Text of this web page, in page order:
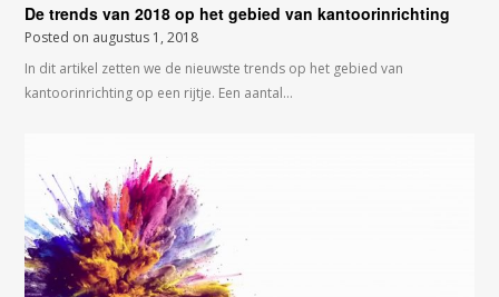
De trends van 2018 op het gebied van kantoorinrichting
Posted on augustus 1, 2018
In dit artikel zetten we de nieuwste trends op het gebied van
kantoorinrichting op een rijtje. Een aantal…